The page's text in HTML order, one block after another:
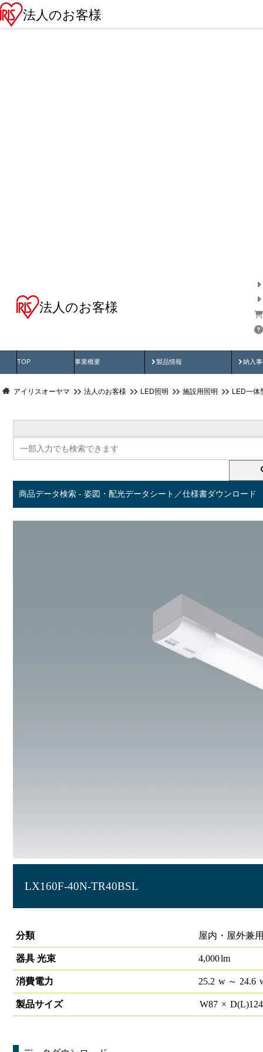
法人のお客様
法人のお客様
TOP 事業概要 製品情報
製品動画 納入
納
アイリスオーヤマ 法人のお客様 LED照明 施設用照明 LED一体
商品データ検索 - 姿図・配光データシート／仕様書ダウンロード
LX160F-40N-TR40BSL
分類
屋内・屋外兼
器具 光束 4,000lm
消費電力 25.2 w～ 24.6
製品サイズ W87 × D(L)